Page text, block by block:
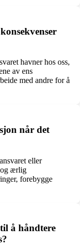
havner hos oss,
av ens
med andre for å
når det
eller
og ærlig
forebygge
å håndtere